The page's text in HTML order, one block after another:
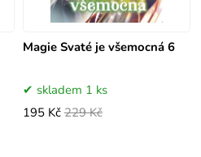
Magie Svaté je všemocná 6
skladem 1 ks
195 Kč 229 Kč